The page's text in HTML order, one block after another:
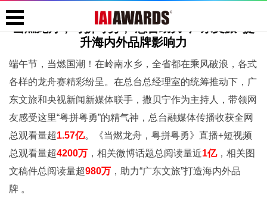
当燃龙舟，粤拼粤勇， 总台助力“广东文旅”提
升海内外品牌影响力
端午节，当燃国潮！在岭南水乡，全省都在乘风破浪，各式
各样的龙舟赛精彩纷呈。在总台总经理室的统筹推动下，广
东文旅和央视新闻新媒体联手，撒贝宁作为主持人，带领网
友感受这里“粤拼粤勇”的精气神，总台融媒体传播收获全网
总观看量超1.57亿。《当燃龙舟，粤拼粤勇》直播+短视频
总观看量超4200万 ，相关微博话题总阅读量近1亿，相关图
文稿件总阅读量超980万 ，助力“广东文旅”打造海内外品
牌 。